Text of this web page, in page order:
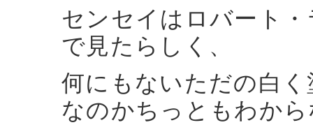
センセイはロバート
で見たらしく、
何にもないただの白
なのかちっともわか